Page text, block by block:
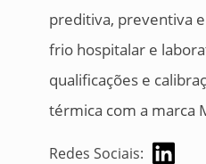
preditiva, preventiva
frio hospitalar e
qualificações e
térmica com a marca
Redes Sociais: